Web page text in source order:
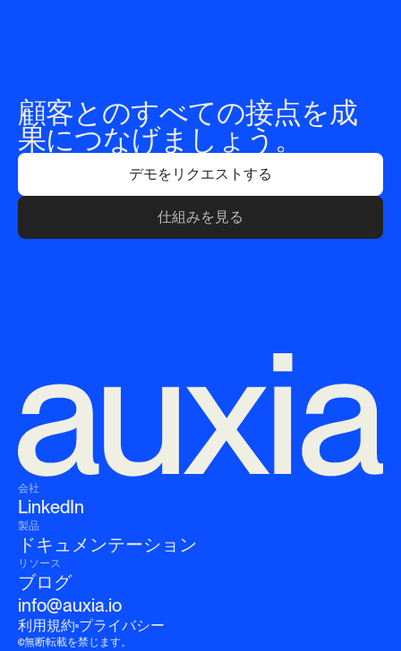
顧客とのすべての接点を成
果につなげましょう。
デモをリクエストする
仕組みを見る
©無断転載を禁じます。
利用規約 プライバシー
会社
LinkedIn
製品
ドキュメンテーション
リソース
ブログ
info@auxia.io